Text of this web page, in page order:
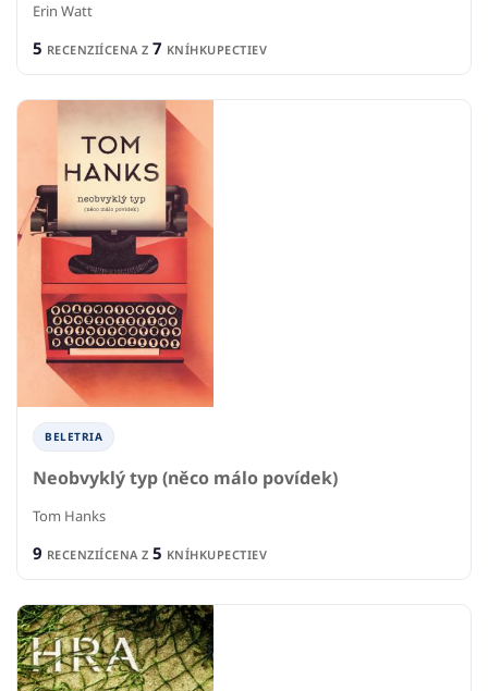
Erin Watt
5 RECENZIÍCENA Z 7 KNÍHKUPECTIEV
BELETRIA
Neobvyklý typ (něco málo povídek)
Tom Hanks
9 RECENZIÍCENA Z 5 KNÍHKUPECTIEV